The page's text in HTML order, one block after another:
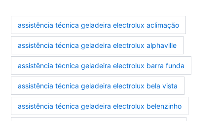
assistência técnica geladeira electrolux aclimação
assistência técnica geladeira electrolux alphaville
assistência técnica geladeira electrolux barra funda
assistência técnica geladeira electrolux bela vista
assistência técnica geladeira electrolux belenzinho